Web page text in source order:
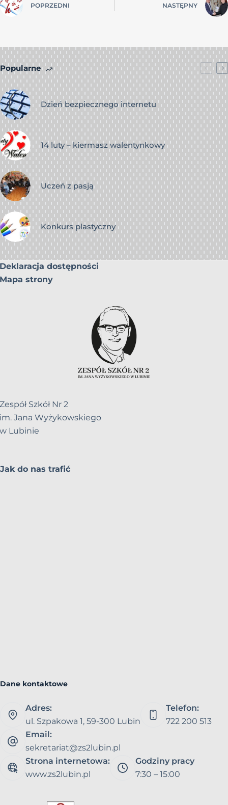
POPRZEDNI NASTĘPNY
Popularne
Dzień bezpiecznego internetu
14 luty – kiermasz walentynkowy
Uczeń z pasją
Konkurs plastyczny
Deklaracja dostępności
Mapa strony
Zespół Szkół Nr 2
im. Jana Wyżykowskiego
w Lubinie
Jak do nas trafić
Dane kontaktowe
Adres:
ul. Szpakowa 1, 59-300 Lubin
Telefon:
722 200 513
Email:
sekretariat@zs2lubin.pl
Strona internetowa:
www.zs2lubin.pl
Godziny pracy
7:30 – 15:00